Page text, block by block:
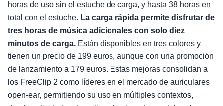
horas de uso sin el estuche de carga, y hasta 38 horas en
total con el estuche. La carga rápida permite disfrutar de
tres horas de música adicionales con solo diez
minutos de carga. Están disponibles en tres colores y
tienen un precio de 199 euros, aunque con una promoción
de lanzamiento a 179 euros. Estas mejoras consolidan a
los FreeClip 2 como líderes en el mercado de auriculares
open-ear, permitiendo su uso en múltiples contextos,